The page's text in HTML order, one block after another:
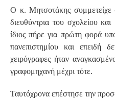
Ο κ. Μητσοτάκης
διευθύντρια του σχολείου
ίδιος πήρε για πρώτη φορά
πανεπιστημίου και επειδή
χειρόγραφες ήταν
γραφομηχανή μέχρι τότε.
Ταυτόχρονα επέστησε την